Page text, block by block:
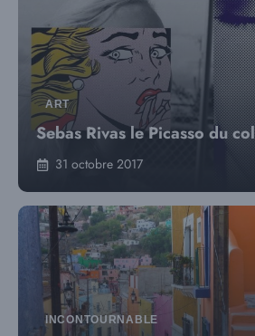
ART
Sebas Rivas le Picasso du
31 octobre 2017
INCONTOURNABLE